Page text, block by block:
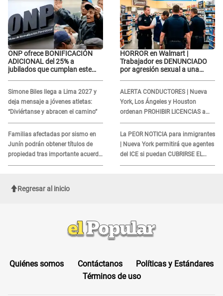
ONP ofrece BONIFICACIÓN
ADICIONAL del 25% a
jubilados que cumplan este
Simone Biles llega a Lima 2027 y
deja mensaje a jóvenes atletas:
“Diviértanse y abracen el camino”
Familias afectadas por sismo en
Junín podrán obtener títulos de
propiedad tras importante acuerdo
de Cofopri
HORROR en Walmart |
Trabajador es DENUNCIADO
por agresión sexual a una
ALERTA CONDUCTORES | Nueva
York, Los Ángeles y Houston
ordenan PROHIBIR LICENCIAS a
quienes no presenten ESTE
DOCUMENTO
La PEOR NOTICIA para inmigrantes
| Nueva York permitirá que agentes
del ICE si puedan CUBRIRSE EL
ROSTRO
Regresar al inicio
Quiénes somos Contáctanos
Políticas y Estándares
Términos de uso